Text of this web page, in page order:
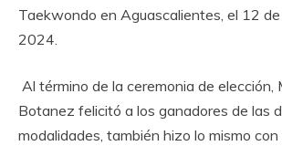
Taekwondo en Aguascalientes, el 12
2024.
Al término de la ceremonia de elección,
Botanez felicitó a los ganadores de las
modalidades, también hizo lo mismo con